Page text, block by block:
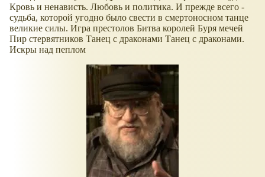
Кровь и ненависть. Любовь и политика. И прежде всего -
судьба, которой угодно было свести в смертоносном танце
великие силы. Игра престолов Битва королей Буря мечей
Пир стервятников Танец с драконами Танец с драконами.
Искры над пеплом